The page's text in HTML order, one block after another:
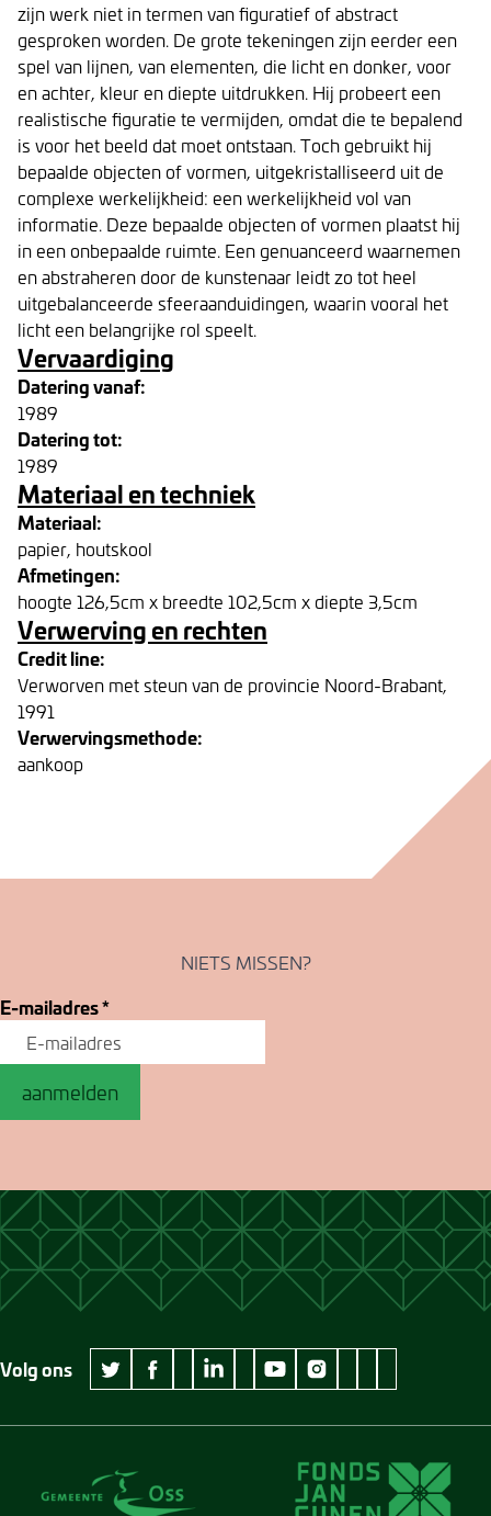
zijn werk niet in termen van figuratief of abstract
gesproken worden. De grote tekeningen zijn eerder een
spel van lijnen, van elementen, die licht en donker, voor
en achter, kleur en diepte uitdrukken. Hij probeert een
realistische figuratie te vermijden, omdat die te bepalend
is voor het beeld dat moet ontstaan. Toch gebruikt hij
bepaalde objecten of vormen, uitgekristalliseerd uit de
complexe werkelijkheid: een werkelijkheid vol van
informatie. Deze bepaalde objecten of vormen plaatst hij
in een onbepaalde ruimte. Een genuanceerd waarnemen
en abstraheren door de kunstenaar leidt zo tot heel
uitgebalanceerde sfeeraanduidingen, waarin vooral het
licht een belangrijke rol speelt.
Vervaardiging
Datering vanaf:
1989
Datering tot:
1989
Materiaal en techniek
Materiaal:
papier, houtskool
Afmetingen:
hoogte 126,5cm x breedte 102,5cm x diepte 3,5cm
Verwerving en rechten
Credit line:
Verworven met steun van de provincie Noord-Brabant,
1991
Verwervingsmethode:
aankoop
NIETS MISSEN?
E-mailadres*
aanmelden
Volg ons
twitter Museum Jan Cunen
facebook Museum Jan Cunen
wikipedia Museum Jan Cunen
linkedin Museum Jan Cunen
googleplus Museum Jan Cunen
youtube Museum Jan Cunen
instagram Museum